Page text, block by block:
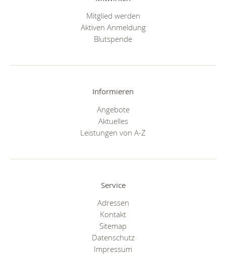
Mitglied werden
Aktiven Anmeldung
Blutspende
Informieren
Angebote
Aktuelles
Leistungen von A-Z
Service
Adressen
Kontakt
Sitemap
Datenschutz
Impressum